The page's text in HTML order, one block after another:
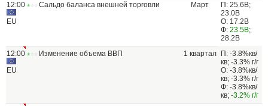
12:00
EU
Сальдо баланса внешней торговли Март
П: 25.6B;
23.0B
О: 17.2B
Ф: 23.5B;
28.2B
12:00
EU
Изменение объема ВВП 1 квартал
П: -3.8%кв/
кв; -3.3% г/г
О: -3.8%кв/
кв; -3.3% г/г
Ф: -3.8%кв/
кв; -3.2% г/г